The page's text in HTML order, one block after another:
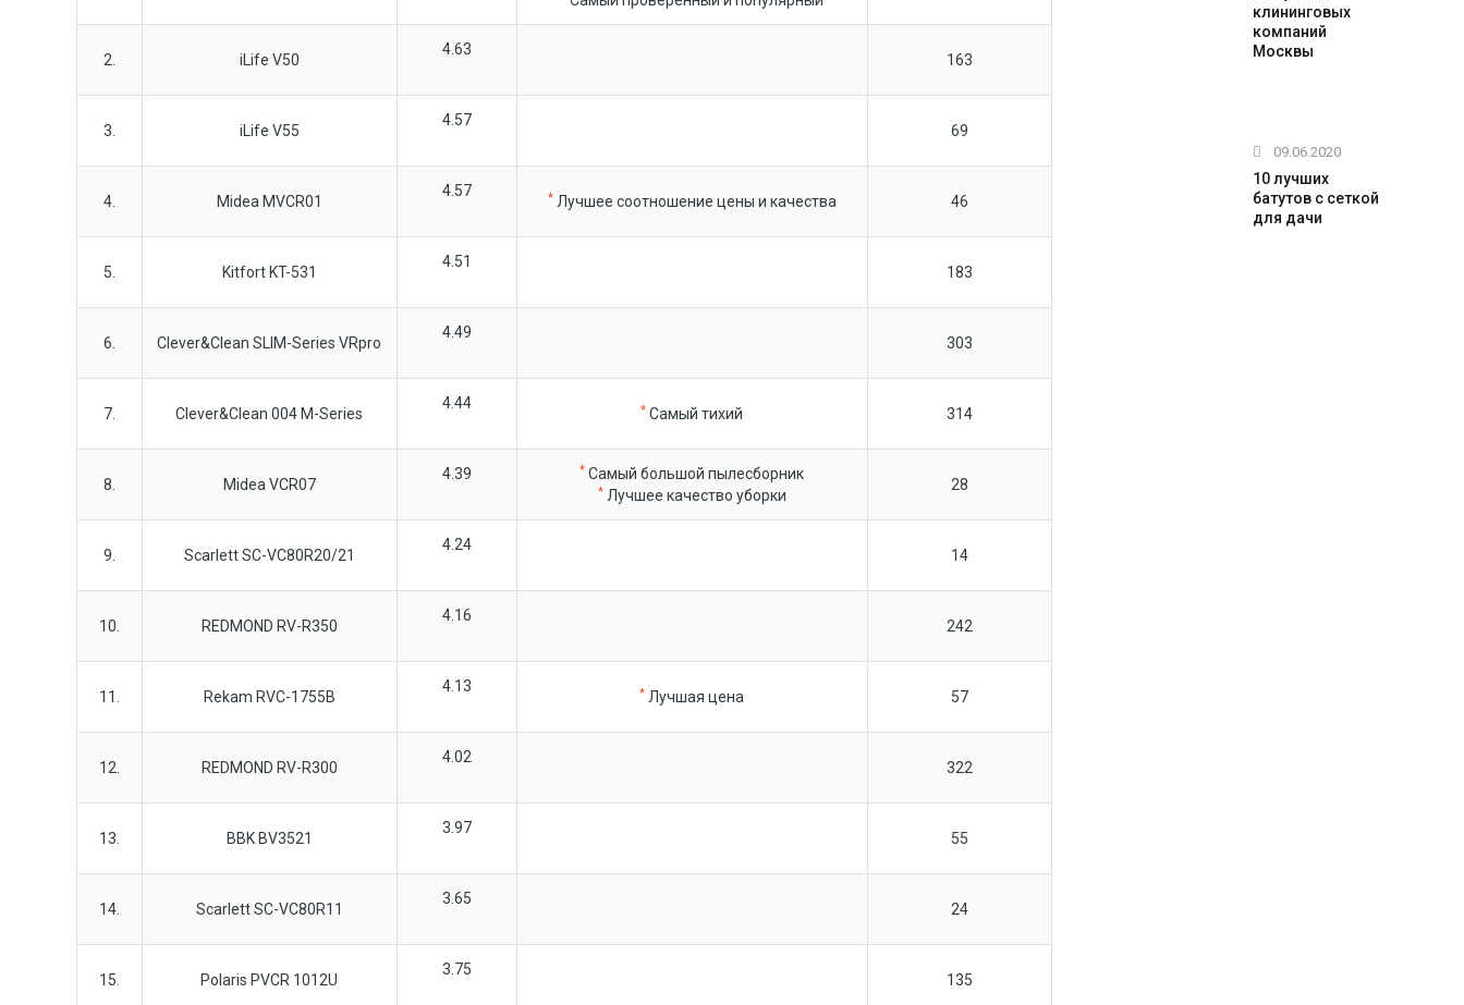
2. iLife V50
4.63
163
3. iLife V55
4.57
69
4. Midea MVCR01
4.57 *Лучшее соотношение цены и качества 46
5. Kitfort KT-531
4.51
183
6. Clever&Clean SLIM-Series VRpro
4.49
303
7. Clever&Clean 004 M-Series
4.44 * Самый тихий 314
8. Midea VCR07
4.39 * Самый большой пылесборник
*Лучшее качество уборки
28
9. Scarlett SC-VC80R20/21
4.24
14
10. REDMOND RV-R350
4.16
242
11. Rekam RVC-1755B
4.13 * Лучшая цена 57
12. REDMOND RV-R300
4.02
322
13. BBK BV3521
3.97
55
14. Scarlett SC-VC80R11
3.65
24
15. Polaris PVCR 1012U
3.75
135
клининговых
компаний
Москвы
09.06.2020
10 лучших
батутов с сеткой
для дачи